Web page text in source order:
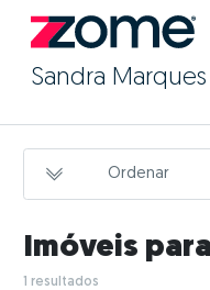
Sandra Marques
Ordenar
Imóveis
1 resultados